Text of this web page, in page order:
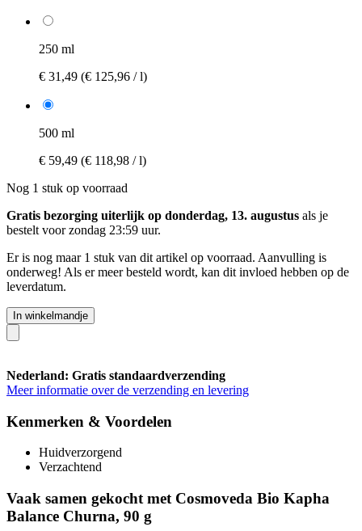
250 ml
€ 31,49 (€ 125,96 / l)
500 ml
€ 59,49 (€ 118,98 / l)
Nog 1 stuk op voorraad
Gratis bezorging uiterlijk op donderdag, 13. augustus als je
bestelt voorzondag 23:59 uur.
Er is nog maar 1 stuk van dit artikel op voorraad. Aanvulling is
onderweg! Als er meer besteld wordt, kan dit invloed hebben op de
leverdatum.
In winkelmandje
Nederland: Gratis standaardverzending
Meer informatie over de verzending en levering
Kenmerken & Voordelen
Huidverzorgend
Verzachtend
Vaak samen gekocht met Cosmoveda Bio Kapha
Balance Churna, 90 g